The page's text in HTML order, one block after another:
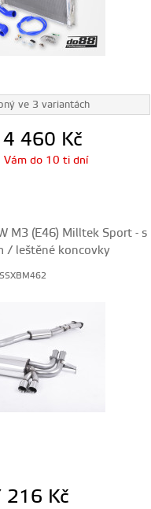
ve 3 variantách
460 Kč
Vám do 10 ti dní
M3 (E46) Milltek Sport - s
/ leštěné koncovky
SSXBM462
216 Kč